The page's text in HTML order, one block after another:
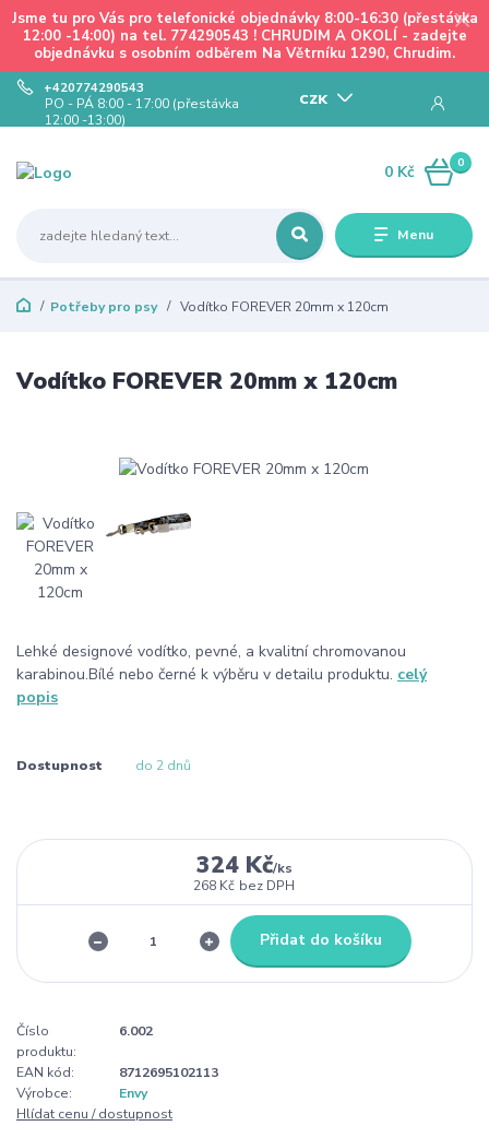
Jsme tu pro Vás pro telefonické objednávky 8:00-16:30 (přestávka
12:00 -14:00) na tel. 774290543 ! CHRUDIM A OKOLÍ - zadejte
objednávku s osobním odběrem Na Větrníku 1290, Chrudim.
Menu
CZK
+420774290543
PO - PÁ 8:00 - 17:00 (přestávka
12:00 -13:00)
0
0 Kč
Potřeby pro psy Vodítko FOREVER 20mm x 120cm
Vodítko FOREVER 20mm x 120cm
Lehké designové vodítko, pevné, a kvalitní chromovanou
karabinou.Bílé nebo černé k výběru v detailu produktu. celý
popis
Dostupnost do 2 dnů
324 Kč/ks
268 Kč bez DPH
Přidat do košíku
Číslo
produktu:
6.002
EAN kód:
8712695102113
Výrobce:
Envy
Hlídat cenu / dostupnost